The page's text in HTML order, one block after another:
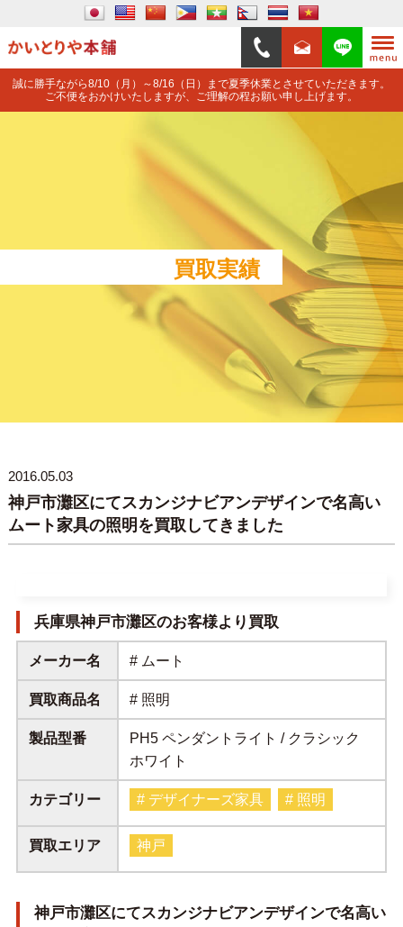
誠に勝手ながら8/10（月）～8/16（日）まで夏季休業とさせていただきます。
ご不便をおかけいたしますが、ご理解の程お願い申し上げます。
買取実績
2016.05.03
神戸市灘区にてスカンジナビアンデザインで名高い
ムート家具の照明を買取してきました
兵庫県神戸市灘区のお客様より買取
メーカー名 # ムート
買取商品名 # 照明
製品型番
PH5 ペンダントライト / クラシック
ホワイト
カテゴリー # デザイナーズ家具 # 照明
買取エリア 神戸
神戸市灘区にてスカンジナビアンデザインで名高い